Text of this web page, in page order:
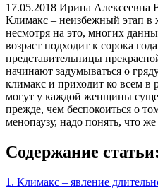
17.05.2018 Ирина Алексеевна
Климакс – неизбежный этап
несмотря на это, многих
возраст подходит к сорока
представительницы
начинают задумываться о
климакс и приходит ко всем в
могут у каждой женщины
прежде, чем беспокоиться о
менопаузу, надо понять, что же
Содержание статьи:
1. Климакс – явление